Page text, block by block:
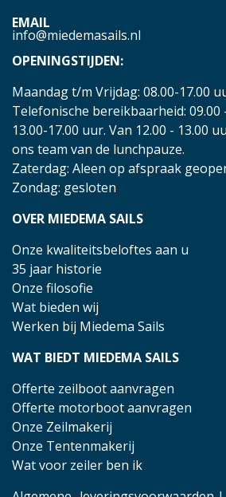
EMAIL
info@miedemasails.nl
OPENINGSTIJDEN:
Maandag t/m Vrijdag: 08.00-17.00
Telefonische bereikbaarheid: 09.00
13.00-17.00 uur. Van 12.00 - 13.00
ons team van de lunchpauze.
Zaterdag: Aleen op afspraak
Zondag: gesloten
OVER MIEDEMA SAILS
Onze kwaliteitsbeloftes aan u
35 jaar historie
Onze filosofie
Wat bieden wij
Werken bij Miedema Sails
WAT BIEDT MIEDEMA SAILS
Offerte zeilboot aanvragen
Offerte motorboot aanvragen
Onze Zeilmakerij
Onze Tentenmakerij
Wat voor zeiler ben ik